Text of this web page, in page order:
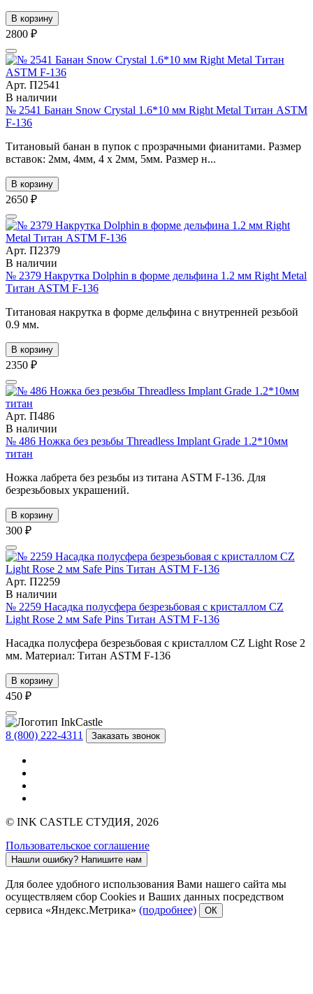
В корзину
2800 ₽
Арт. П2541
В наличии
№ 2541 Банан Snow Crystal 1.6*10 мм Right Metal Титан ASTM
F-136
Титановый банан в пупок с прозрачными фианитами. Размер
вставок: 2мм, 4мм, 4 х 2мм, 5мм. Размер н...
В корзину
2650 ₽
Арт. П2379
В наличии
№ 2379 Накрутка Dolphin в форме дельфина 1.2 мм Right Metal
Титан ASTM F-136
Титановая накрутка в форме дельфина с внутренней резьбой
0.9 мм.
В корзину
2350 ₽
Арт. П486
В наличии
№ 486 Ножка без резьбы Threadless Implant Grade 1.2*10мм
титан
Ножка лабрета без резьбы из титана ASTM F-136. Для
безрезьбовых украшений.
В корзину
300 ₽
Арт. П2259
В наличии
№ 2259 Насадка полусфера безрезьбовая с кристаллом CZ
Light Rose 2 мм Safe Pins Титан ASTM F-136
Насадка полусфера безрезьбовая с кристаллом CZ Light Rose 2
мм. Материал: Титан ASTM F-136
В корзину
450 ₽
8 (800) 222-4311 Заказать звонок
© INK CASTLE СТУДИЯ, 2026
Пользовательское соглашение
Нашли ошибку? Напишите нам
Для более удобного использования Вами нашего сайта мы
осуществляем сбор Cookies и Ваших данных посредством
сервиса «Яндекс.Метрика» (подробнее) ОК